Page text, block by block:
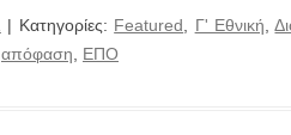
| Κατηγορίες: Featured Γ' Εθνική ,
απόφαση ΕΠΟ